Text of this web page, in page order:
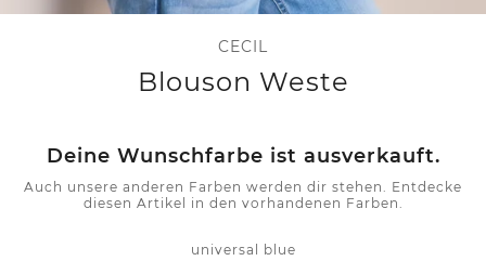
CECIL
Blouson Weste
Deine Wunschfarbe ist ausverkauft.
Auch unsere anderen Farben werden dir stehen. Entdecke
diesen Artikel in den vorhandenen Farben.
universal blue